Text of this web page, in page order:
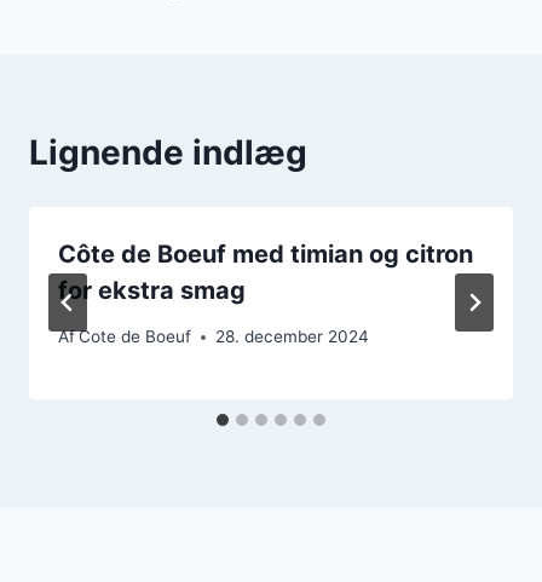
Lignende indlæg
Côte de Boeuf med timian og citron
for ekstra smag
AfCote de Boeuf 28. december 2024